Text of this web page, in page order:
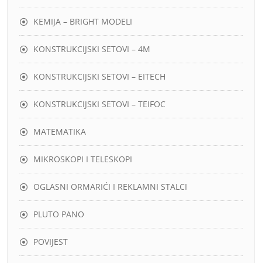
KEMIJA – BRIGHT MODELI
KONSTRUKCIJSKI SETOVI – 4M
KONSTRUKCIJSKI SETOVI – EITECH
KONSTRUKCIJSKI SETOVI – TEIFOC
MATEMATIKA
MIKROSKOPI I TELESKOPI
OGLASNI ORMARIĆI I REKLAMNI STALCI
PLUTO PANO
POVIJEST